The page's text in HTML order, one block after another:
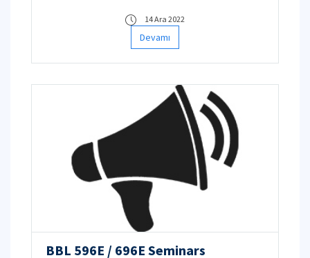
tarihinde yayınlanmıştır.14 Ara 2022
Devamı
BBL 596E / 696E Seminars